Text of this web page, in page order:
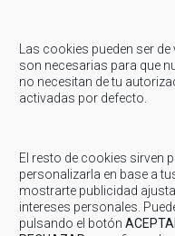
Las cookies pueden ser
son necesarias para que
no necesitan de tu
activadas por defecto.
El resto de cookies sirven
personalizarla en base a
mostrarte publicidad
intereses personales.
pulsando el botón
COMARCA:
Defensa de la Luz de
Este viernes 26 de abril,
Marzo 18, 2019 - Comarca
COMARCA: Acto-
electricidad y gas